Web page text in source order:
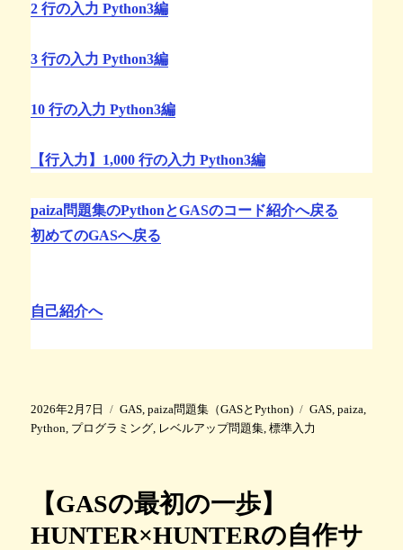
2 行の入力 Python3編
3 行の入力 Python3編
10 行の入力 Python3編
【行入力】1,000 行の入力 Python3編
paiza問題集のPythonとGASのコード紹介へ戻る
初めてのGASへ戻る
自己紹介へ
投
稿
2026年2月7日
カ
テ
GAS,paiza問題集（GASとPython)
タ
グ
GAS,paiza,
Python, プログラミング, レベルアップ問題集,標準入力
【GASの最初の一歩】
HUNTER×HUNTERの自作サ